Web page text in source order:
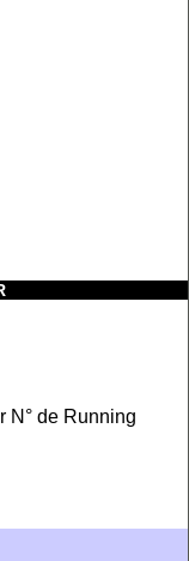
N° de Running